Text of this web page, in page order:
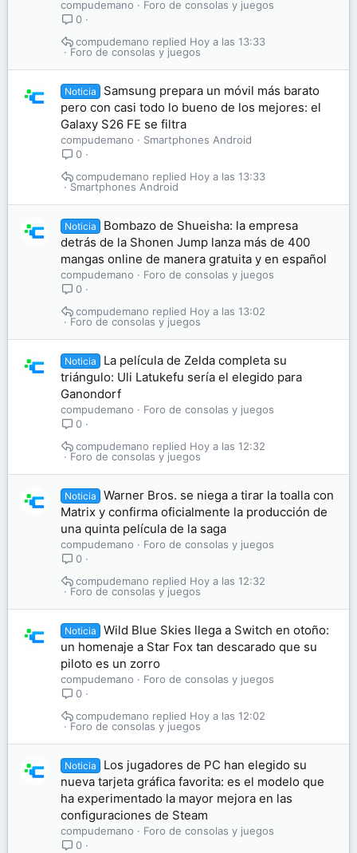
compudemano
Foro de consolas y juegos
0
Foro de consolas y juegos
Hoy a las 13:33
compudemano
Noticia
Samsung prepara un móvil más barato
pero con casi todo lo bueno de los mejores: el
Galaxy S26 FE se filtra
compudemano
Smartphones Android
0
Smartphones Android
Hoy a las 13:33
compudemano
Noticia
Bombazo de Shueisha: la empresa
detrás de la Shonen Jump lanza más de 400
mangas online de manera gratuita y en español
compudemano
Foro de consolas y juegos
0
Foro de consolas y juegos
Hoy a las 13:02
compudemano
Noticia
La película de Zelda completa su
triángulo: Uli Latukefu sería el elegido para
Ganondorf
compudemano
Foro de consolas y juegos
0
Foro de consolas y juegos
Hoy a las 12:32
compudemano
Noticia
Warner Bros. se niega a tirar la toalla con
Matrix y confirma oficialmente la producción de
una quinta película de la saga
compudemano
Foro de consolas y juegos
0
Foro de consolas y juegos
Hoy a las 12:32
compudemano
Noticia
Wild Blue Skies llega a Switch en otoño:
un homenaje a Star Fox tan descarado que su
piloto es un zorro
compudemano
Foro de consolas y juegos
0
Foro de consolas y juegos
Hoy a las 12:02
compudemano
Noticia
Los jugadores de PC han elegido su
nueva tarjeta gráfica favorita: es el modelo que
ha experimentado la mayor mejora en las
configuraciones de Steam
compudemano
Foro de consolas y juegos
0